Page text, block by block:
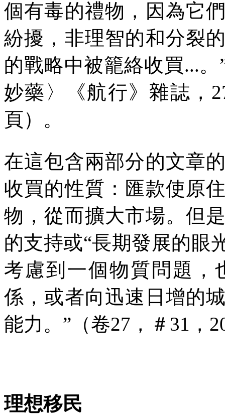
個有毒的禮物，因為它
紛擾，非理智的和分裂
的戰略中被籠絡收買...
妙藥〉《航行》雜誌，
頁）。
在這包含兩部分的文章
收買的性質：匯款使原
物，從而擴大市場。但
的支持或“長期發展的眼
考慮到一個物質問題，
係，或者向迅速日增的
能力。”（卷27 ，＃ 31 ，
理想移民